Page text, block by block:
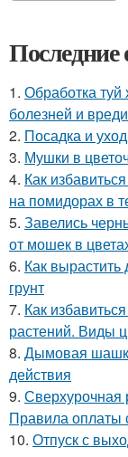
Последние
1. Обработка
болезней и
2. Посадка и
3. Мушки в
4. Как
на помидорах в
5. Завелись
от мошек в
6. Как вырастить
грунт
7. Как
растений. Виды
8. Дымовая
действия
9. Сверхурочная
Правила оплаты
10. Отпуск с